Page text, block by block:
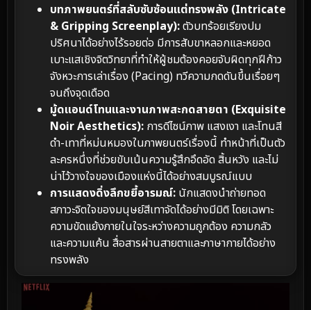
บทภาพยนตร์ที่สลับซับซ้อนแต่ทรงพลัง (Intricate
& Gripping Screenplay):ตัวบทร้อยเรียงปม
ปริศนาได้อย่างไร้รอยต่อ มีการสับขาหลอกและหยอด
เบาะแสเชิงจิตวิทยาที่ทำให้ผู้ชมต้องคอยจับผิดทุกฝีก้าว
จังหวะการเล่าเรื่อง (Pacing) ทวีความกดดันขึ้นเรื่อยๆ
จนถึงจุดเดือด
มู้ดแอนด์โทนและงานภาพสะกดสายตา (Exquisite
Noir Aesthetics): การดีไซน์ภาพ แสงเงา และโทนสี
ดำ-เทาที่หม่นหมองในภาพยนตร์เรื่องนี้ ทำหน้าที่เป็นตัว
ละครหนึ่งที่ช่วยขับเน้นความรู้สึกอึดอัด สิ้นหวัง และไม่
น่าไว้วางใจของเมืองแห่งนี้ได้อย่างสมบูรณ์แบบ
การแสดงดิ่งลึกขยี้อารมณ์: นักแสดงนำถ่ายทอด
สภาวะจิตใจของมนุษย์สีเทาจัดได้อย่างมีมิติ โดยเฉพาะ
ความขัดแย้งภายในใจระหว่างความถูกต้อง ความกลัว
และความแค้น สื่อสารผ่านสายตาและภาษากายได้อย่าง
ทรงพลัง